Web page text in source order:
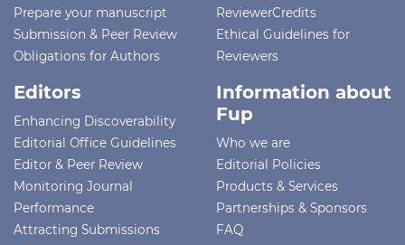
Prepare your manuscript
Submission & Peer Review
Obligations for Authors
ReviewerCredits
Ethical Guidelines for
Reviewers
Editors
Enhancing Discoverability
Editorial Office Guidelines
Editor & Peer Review
Monitoring Journal
Performance
Attracting Submissions
Information about
Fup
Who we are
Editorial Policies
Products & Services
Partnerships & Sponsors
FAQ